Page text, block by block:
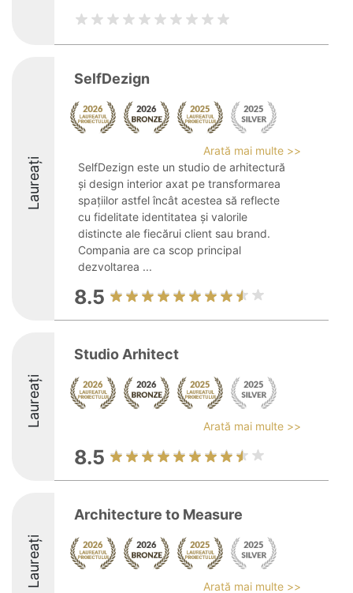
Laureați
SelfDezign
Arată mai multe >>
SelfDezign este un studio de arhitectură
și design interior axat pe transformarea
spațiilor astfel încât acestea să reflecte
cu fidelitate identitatea și valorile
distincte ale fiecărui client sau brand.
Compania are ca scop principal
dezvoltarea ...
8.5
Laureați
Studio Arhitect
Arată mai multe >>
8.5
Laureați
Architecture to Measure
Arată mai multe >>